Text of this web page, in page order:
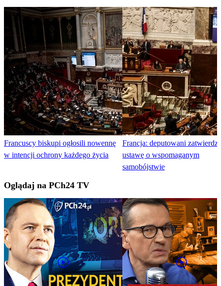
Francuscy biskupi ogłosili nowennę
w intencji ochrony każdego życia
Francja: deputowani
ustawę o wspomaganym
samobójstwie
Oglądaj na PCh24 TV